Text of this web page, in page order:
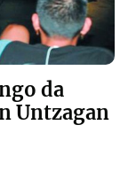
da
Untzagan